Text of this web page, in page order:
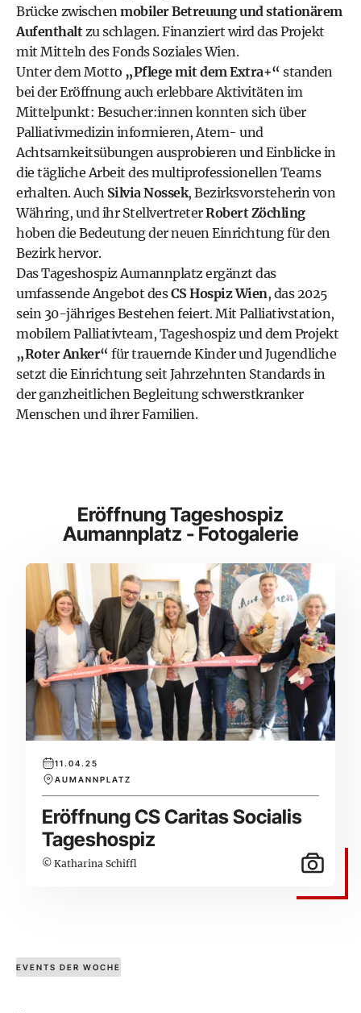
Brücke zwischenmobiler Betreuung und stationärem
Aufenthaltzu schlagen. Finanziert wird das Projekt
mit Mitteln des Fonds Soziales Wien.
Unter dem Motto „Pflege mit dem Extra+“ standen
bei der Eröffnung auch erlebbare Aktivitäten im
Mittelpunkt: Besucher:innen konnten sich über
Palliativmedizin informieren, Atem- und
Achtsamkeitsübungen ausprobieren und Einblicke in
die tägliche Arbeit des multiprofessionellen Teams
erhalten. Auch Silvia Nossek, Bezirksvorsteherin von
Währing, und ihr StellvertreterRobert Zöchling
hoben die Bedeutung der neuen Einrichtung für den
Bezirk hervor.
Das Tageshospiz Aumannplatz ergänzt das
umfassende Angebot desCS Hospiz Wien, das 2025
sein 30-jähriges Bestehen feiert. Mit Palliativstation,
mobilem Palliativteam, Tageshospiz und dem Projekt
„Roter Anker“ für trauernde Kinder und Jugendliche
setzt die Einrichtung seit Jahrzehnten Standards in
der ganzheitlichen Begleitung schwerstkranker
Menschen und ihrer Familien.
Eröffnung Tageshospiz
Aumannplatz - Fotogalerie
11.04.25
AUMANNPLATZ
Eröffnung CS Caritas Socialis
Tageshospiz
© Katharina Schiffl
EVENTS DER WOCHE